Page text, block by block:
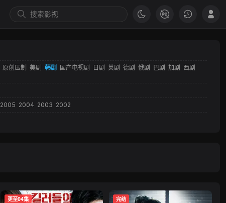
原创压制 美剧 韩剧 国产电视剧 日剧 英剧 德剧 俄剧 巴剧 加剧 西剧
2005 2004 2003 2002
更至04集 完结